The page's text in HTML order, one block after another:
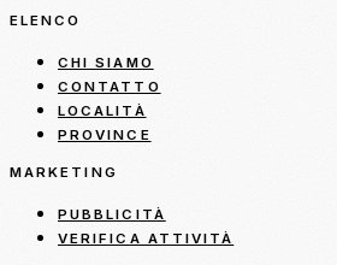
ELENCO
CHI SIAMO
CONTATTO
LOCALITÀ
PROVINCE
MARKETING
PUBBLICITÀ
VERIFICA ATTIVITÀ